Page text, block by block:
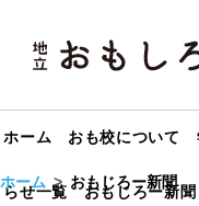
ホーム おも校について
らせ一覧 おもじろー新聞
ホーム おもじろー新聞